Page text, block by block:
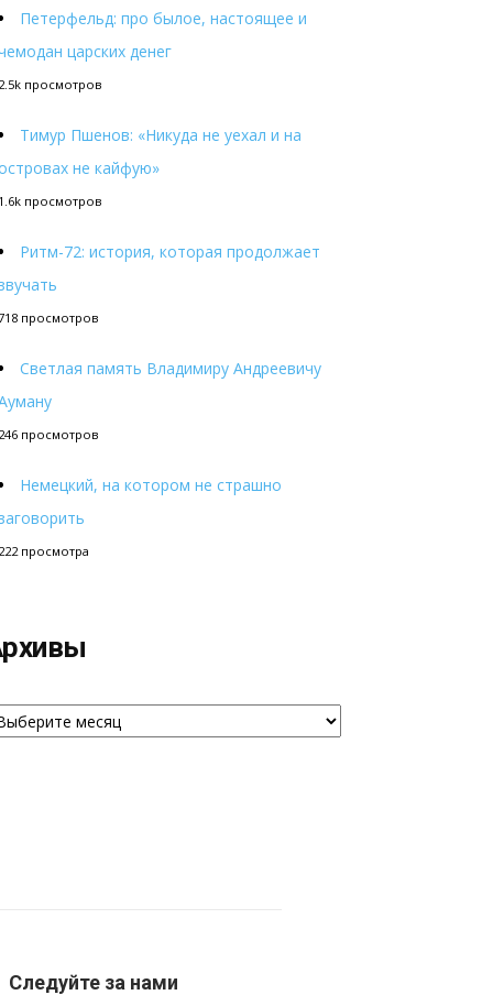
Петерфельд: про былое, настоящее и
царских денег
просмотров
Тимур Пшенов: «Никуда не уехал и на
не кайфую»
просмотров
Ритм-72: история, которая продолжает
просмотров
Светлая память Владимиру Андреевичу
просмотров
Немецкий, на котором не страшно
просмотра
Следуйте за нами